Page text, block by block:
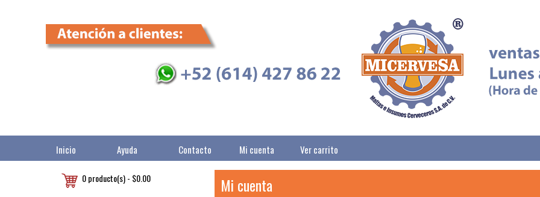
Inicio Ayuda Contacto Mi cuenta Ver carrito
0 producto(s) - $0.00 Mi cuenta